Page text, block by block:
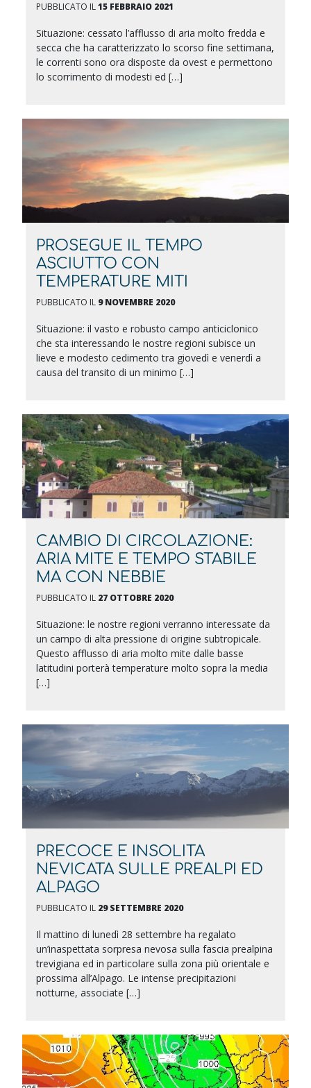
PUBBLICATO IL15 FEBBRAIO 2021
Situazione: cessato l’afflusso di aria molto fredda e
secca che ha caratterizzato lo scorso fine settimana,
le correnti sono ora disposte da ovest e permettono
lo scorrimento di modesti ed […]
PROSEGUE IL TEMPO
ASCIUTTO CON
TEMPERATURE MITI
PUBBLICATO IL 9 NOVEMBRE 2020
Situazione: il vasto e robusto campo anticiclonico
che sta interessando le nostre regioni subisce un
lieve e modesto cedimento tra giovedì e venerdì a
causa del transito di un minimo […]
CAMBIO DI CIRCOLAZIONE:
ARIA MITE E TEMPO STABILE
MA CON NEBBIE
PUBBLICATO IL 27 OTTOBRE 2020
Situazione: le nostre regioni verranno interessate da
un campo di alta pressione di origine subtropicale.
Questo afflusso di aria molto mite dalle basse
latitudini porterà temperature molto sopra la media
[…]
PRECOCE E INSOLITA
NEVICATA SULLE PREALPI ED
ALPAGO
PUBBLICATO IL 29 SETTEMBRE 2020
Il mattino di lunedì 28 settembre ha regalato
un’inaspettata sorpresa nevosa sulla fascia prealpina
trevigiana ed in particolare sulla zona più orientale e
prossima all’Alpago. Le intense precipitazioni
notturne, associate […]